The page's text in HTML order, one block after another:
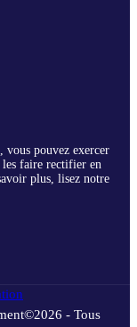
pouvez exercer
les faire rectifier en
plus, lisez notre
©2026 - Tous